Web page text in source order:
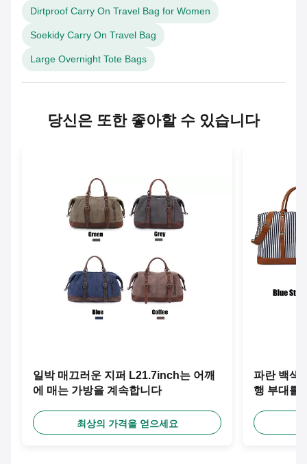
Dirtproof Carry On Travel Bag for Women
Soekidy Carry On Travel Bag
Large Overnight Tote Bags
당신은 또한 좋아할 수 있습니다
일박 매끄러운 지퍼 L21.7inch는 어깨
에 매는 가방을 계속합니다
최상의 가격을 얻으세요
파란 백색
행 부대를